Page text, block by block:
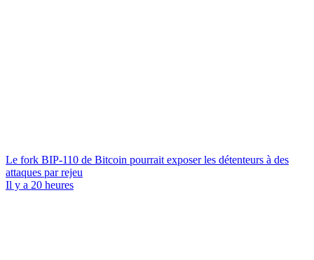
Le fork BIP-110 de Bitcoin pourrait exposer les détenteurs à des
attaques par rejeu
Il y a 20 heures